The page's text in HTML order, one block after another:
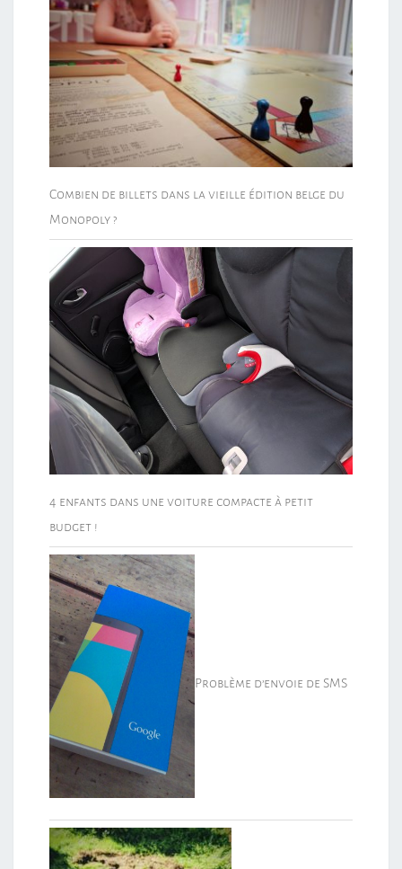
Combien de billets dans la vieille édition belge du
Monopoly ?
4 enfants dans une voiture compacte à petit
budget !
Problème d’envoie de SMS